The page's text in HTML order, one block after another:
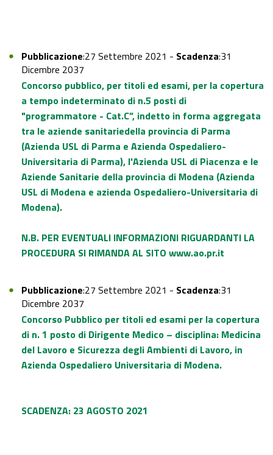
Pubblicazione:27 Settembre 2021 - Scadenza:31
Dicembre 2037
Concorso pubblico, per titoli ed esami, per la copertura
a tempo indeterminato di n.5 posti di
"programmatore - Cat.C”, indetto in forma aggregata
tra le aziende sanitariedella provincia di Parma
(Azienda USL di Parma e Azienda Ospedaliero-
Universitaria di Parma), l'Azienda USL di Piacenza e le
Aziende Sanitarie della provincia di Modena (Azienda
USL di Modena e azienda Ospedaliero-Universitaria di
Modena).
N.B. PER EVENTUALI INFORMAZIONI RIGUARDANTI LA
PROCEDURA SI RIMANDA AL SITO www.ao.pr.it
Pubblicazione:27 Settembre 2021 - Scadenza:31
Dicembre 2037
Concorso Pubblico per titoli ed esami per la copertura
di n. 1 posto di Dirigente Medico – disciplina: Medicina
del Lavoro e Sicurezza degli Ambienti di Lavoro, in
Azienda Ospedaliero Universitaria di Modena.
SCADENZA: 23 AGOSTO 2021